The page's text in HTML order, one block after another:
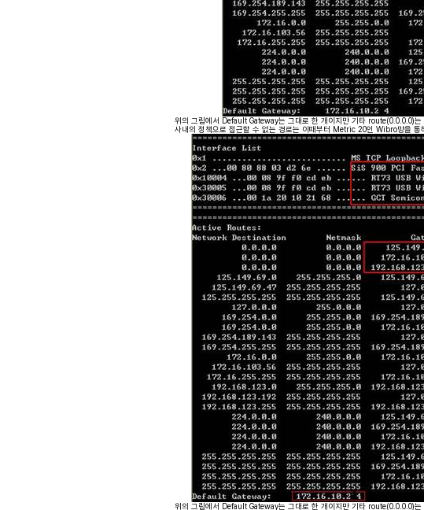
위의 그림에서 Default Gateway는 그대로 한 개이지만 기타 route(0.0.0.0)
사내의 정책으로 접근할 수 없는 경로는 이때부터 Metric 20인 Wibro망을 통
위의 그림에서 Default Gateway는 그대로 한 개이지만 기타 route(0.0.0.0)